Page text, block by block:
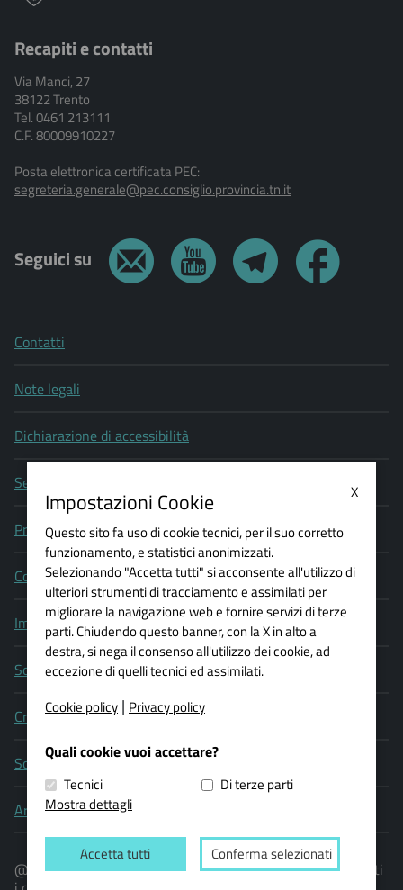
Recapiti e contatti
Via Manci, 27
38122 Trento
Tel. 0461 213111
C.F. 80009910227
Posta elettronica certificata PEC:
segreteria.generale@pec.consiglio.provincia.tn.it
Seguici su
Contatti
Note legali
Dichiarazione di accessibilità
Segnala un problema di accessibilità
Privacy policy
Cookie policy
Impostazioni Cookie
Social media policy
Credits
Scrivi al webmaster
Area operatori
@ 2017 Consiglio della Provincia Autonoma di Trento - Tutti
X
Impostazioni Cookie
Questo sito fa uso di cookie tecnici, per il suo corretto
funzionamento, e statistici anonimizzati.
Selezionando "Accetta tutti" si acconsente all'utilizzo di
ulteriori strumenti di tracciamento e assimilati per
migliorare la navigazione web e fornire servizi di terze
parti. Chiudendo questo banner, con la X in alto a
destra, si nega il consenso all'utilizzo dei cookie, ad
eccezione di quelli tecnici ed assimilati.
Cookie policy | Privacy policy
Quali cookie vuoi accettare?
Tecnici
Di terze parti
Mostra dettagli
Accetta tutti Conferma selezionati